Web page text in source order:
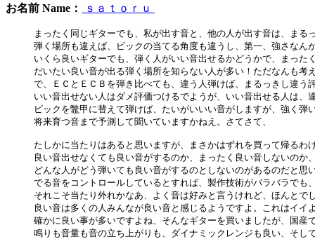
お名前 Name： ｓａｔｏｒｕ
まったく同じギターでも、私が出す音と、他の人が出す音は、まる
弾く場所も違えば、ピックの当てる角度も違うし、第一、強さなん
いくら良いギターでも、弾く人がいい音出せるかどうかで、まった
だいたい良い音が出る弾く場所を知らない人が多い！ただなんも考
で、ＥＣとＥＣＢを弾き比べても、違う人弾けば、まるっきし違う
いい音出せない人はダメ評価つけるでようが、いい音出せる人は、
ピックを鼈甲に替えて弾けば、たいがいいい音がしますが、強く弾
将来育つ音まで予測して聞いていますかねえ。さてさて、
たしかに当たりはあると思いますが、まさかはずれを買って帰るわ
良い音出せなくても良い音がするのか、まったく良い音しないのか
どんな人がどう弾いても良い音がするのとしないのがあるのだと思
でる音をコントロールしているとすれば、製作技術がバラバラでも
それこそ当たり外れかなあ、よく音は好みと言うけれど、ほんとで
良い音は多くの人みんなが良い音と感じるようですよ。これはイイ
確かに良い事が多いですよね、そんなギターを買いましたが、国産
鳴りも音量も音の立ち上がりも、ダイナミックレンジも良い、そし